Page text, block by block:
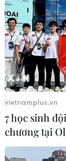
#Lịch thi tốt
Theo dõi
TIN LIÊN
vietnamplus.vn
7 học sinh
chương tại